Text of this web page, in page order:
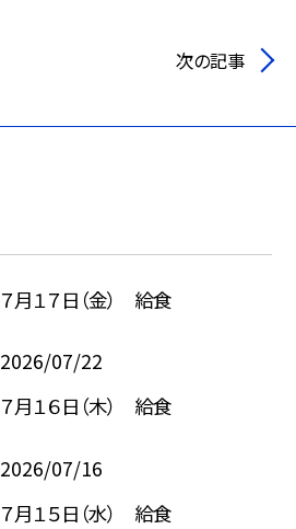
次の記事
７月１７日（金） 給食
2026/07/22
７月１６日（木） 給食
2026/07/16
７月１５日（水） 給食